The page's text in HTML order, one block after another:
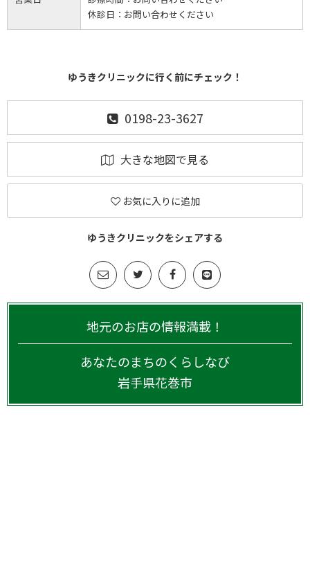
休診日： お問い合わせください
ゆうきクリニックに行く前にチェック！
0198-23-3627
大きな地図で見る
お気に入りに追加
ゆうきクリニックをシェアする
地元のお店の情報満載！
あなたのまちのくらしなび
岩手県花巻市